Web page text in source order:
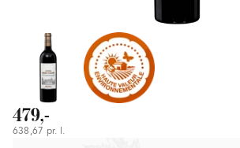
479,-
638,67 pr. l.